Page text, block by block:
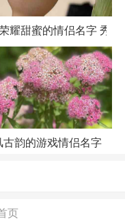
耀甜蜜的情侣名字 秀恩
古韵的游戏情侣名字
页